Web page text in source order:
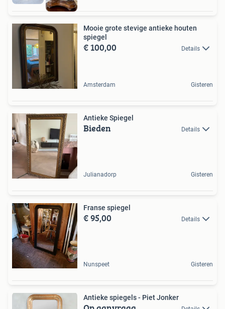
Mooie grote stevige antieke houten
spiegel
€ 100,00 Details
Amsterdam Gisteren
Antieke Spiegel
Bieden Details
Julianadorp Gisteren
Franse spiegel
€ 95,00 Details
Nunspeet Gisteren
Antieke spiegels - Piet Jonker